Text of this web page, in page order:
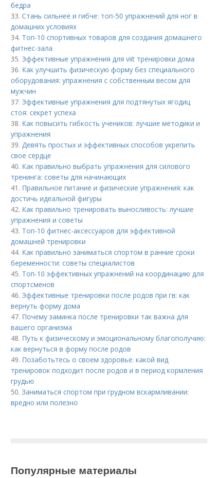
бедра
33.Стань сильнее и гибче: топ-50 упражнений для ног в
домашних условиях
34. Топ-10 спортивных товаров для создания домашнего
фитнес-зала
35. Эффективные упражнения для viit тренировки дома
36. Как улучшить физическую форму без специального
оборудования: упражнения с собственным весом для
мужчин
37. Эффективные упражнения для подтянутых ягодиц
стоя: секрет успеха
38. Как повысить гибкость учеников: лучшие методики и
упражнения
39.Девять простых и эффективных способов укрепить
свое сердце
40. Как правильно выбрать упражнения для силового
тренинга: советы для начинающих
41. Правильное питание и физические упражнения: как
достичь идеальной фигуры
42. Как правильно тренировать выносливость: лучшие
упражнения и советы
43. Топ-10 фитнес-аксессуаров для эффективной
домашней тренировки
44. Как правильно заниматься спортом в ранние сроки
беременности: советы специалистов
45. Топ-10 эффективных упражнений на координацию для
спортсменов
46. Эффективные тренировки после родов при гв: как
вернуть форму дома
47. Почему заминка после тренировки так важна для
вашего организма
48. Путь к физическому и эмоциональному благополучию:
как вернуться в форму после родов
49. Позаботьтесь о своем здоровье: какой вид
тренировок подходит после родов и в период кормления
грудью
50.Заниматься спортом при грудном вскармливании:
вредно или полезно
Популярные материалы